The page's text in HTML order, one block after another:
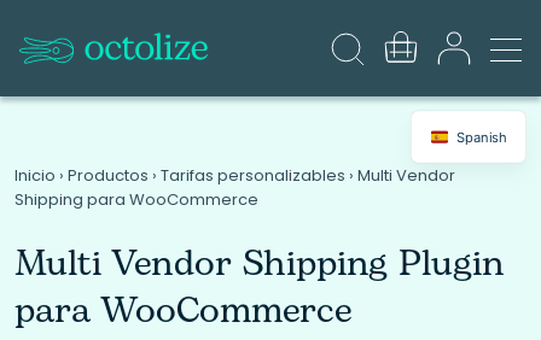
Inicio › Productos › Tarifas personalizables › Multi Vendor
Shipping para WooCommerce
Multi Vendor Shipping Plugin
para WooCommerce
Spanish